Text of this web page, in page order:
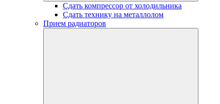
Сдать компрессор от холодильника
Сдать технику на металлолом
Прием радиаторов